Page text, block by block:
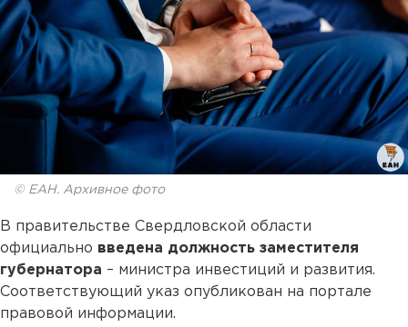
© ЕАН. Архивное фото
В правительстве Свердловской области
официально введена должность заместителя
губернатора – министра инвестиций и развития.
Соответствующий указ опубликован на портале
правовой информации.